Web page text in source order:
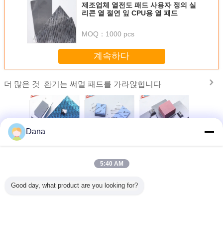
제조업체 열전도 패드 사용자 정의 실
리콘 열 절연 잎 CPU용 열 패드
MOQ： 1000 pcs
계속하다
더 많은 것 환기는 써멀 패드를 가라앉힙니다
수하는
전원을
인기 회색
실리콘 헤드 싱크
을위한 열 패드
된 CPU 디스플레
지정 실리
Dana
5:40 AM
Good day, what product are you looking for?